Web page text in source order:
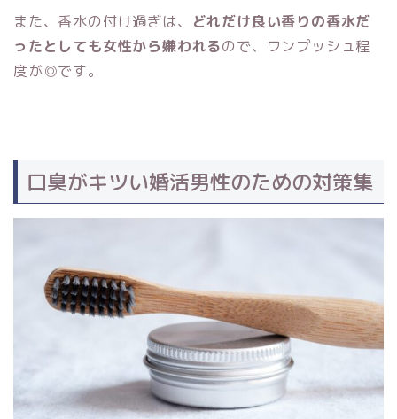
また、香水の付け過ぎは、
どれだけ良い香りの香水だ
ったとしても女性から嫌われるので、ワンプッシュ程
度が◎です。
口臭がキツい婚活男性のための対策集